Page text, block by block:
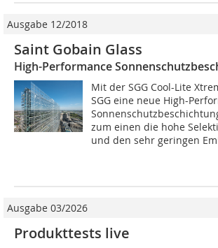
Ausgabe 12/2018
Saint Gobain Glass
High-Performance
Mit der SGG Cool-Lite
SGG eine neue High-
zum einen die hohe
und den sehr geringen
Ausgabe 03/2026
Produkttests live